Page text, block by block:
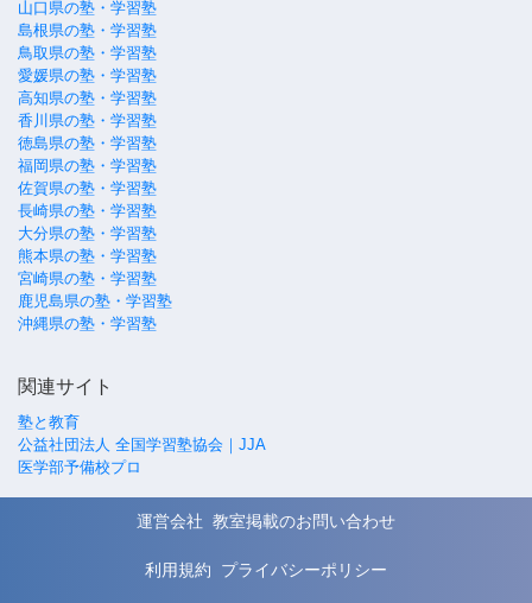
山口県の塾・学習塾
島根県の塾・学習塾
鳥取県の塾・学習塾
愛媛県の塾・学習塾
高知県の塾・学習塾
香川県の塾・学習塾
徳島県の塾・学習塾
福岡県の塾・学習塾
佐賀県の塾・学習塾
長崎県の塾・学習塾
大分県の塾・学習塾
熊本県の塾・学習塾
宮崎県の塾・学習塾
鹿児島県の塾・学習塾
沖縄県の塾・学習塾
関連サイト
塾と教育
公益社団法人 全国学習塾協会｜JJA
医学部予備校プロ
運営会社 教室掲載のお問い合わせ
利用規約 プライバシーポリシー